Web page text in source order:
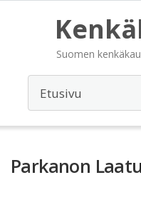
Suomen
Parkanon